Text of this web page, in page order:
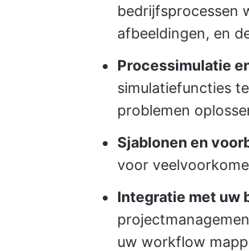
bedrijfsprocessen
afbeeldingen, en
Processimulatie
simulatiefuncties
problemen
Sjablonen en
voor
Integratie met uw
uw workflow